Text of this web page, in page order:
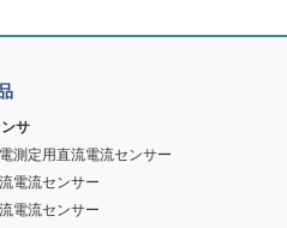
サ
測定用直流電流センサー
電流センサー
電流センサー